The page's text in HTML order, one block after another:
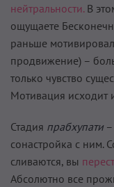
нейтральности.В
ощущаете
раньше
продвижение) –
только чувство
Мотивация исходит
Стадия прабхупати–
сонастройка с ним.
сливаются, вы
Абсолютно все